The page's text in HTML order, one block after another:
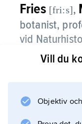
Fries [fri:s],
botanist,
vid
jämför
och utgav
Vill du
Objektiv